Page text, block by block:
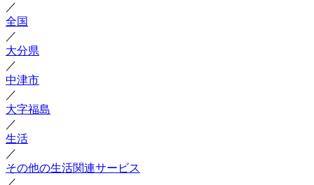
／
全国
／
大分県
／
中津市
／
大字福島
／
生活
／
その他の生活関連サービス
／